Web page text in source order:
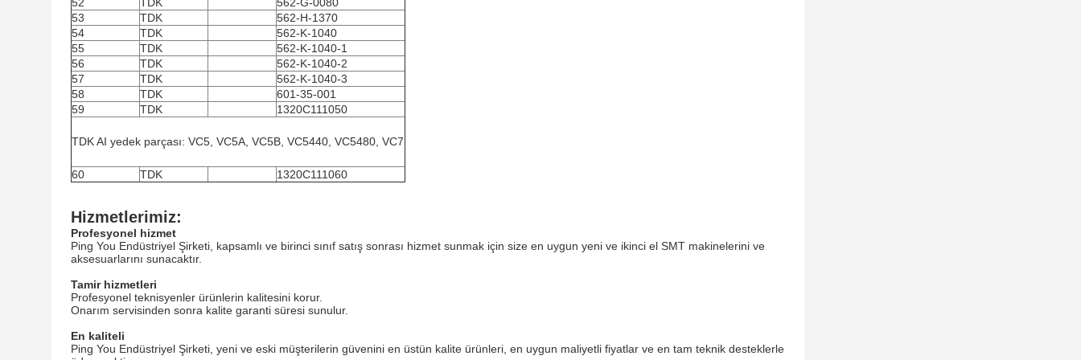
53
TDK
562-H-1370
54
TDK
562-K-1040
55
TDK
562-K-1040-1
56
TDK
562-K-1040-2
57
TDK
562-K-1040-3
58
TDK
601-35-001
59
TDK 1320C111050
TDK AI yedek parçası: VC5, VC5A, VC5B, VC5440, VC5480, VC7
60 TDK 1320C111060
Hizmetlerimiz:
Profesyonel hizmet
Ping You Endüstriyel Şirketi, kapsamlı ve birinci sınıf satış sonrası hizmet sunmak için size en uygun yeni ve ikinci el SMT makinelerini ve
aksesuarlarını sunacaktır.
Tamir hizmetleri
Profesyonel teknisyenler ürünlerin kalitesini korur.
Onarım servisinden sonra kalite garanti süresi sunulur.
En kaliteli
Ping You Endüstriyel Şirketi, yeni ve eski müşterilerin güvenini en üstün kalite ürünleri, en uygun maliyetli fiyatlar ve en tam teknik desteklerle